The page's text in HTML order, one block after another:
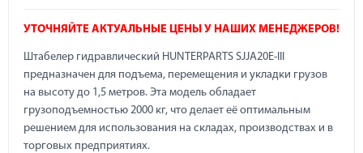
УТОЧНЯЙТЕ АКТУАЛЬНЫЕ ЦЕНЫ У НАШИХ МЕНЕДЖЕРОВ!
Штабелер гидравлический HUNTERPARTS SJJA20E-III
предназначен для подъема, перемещения и укладки грузов
на высоту до 1,5 метров. Эта модель обладает
грузоподъемностью 2000 кг, что делает её оптимальным
решением для использования на складах, производствах и в
торговых предприятиях.